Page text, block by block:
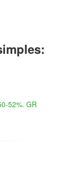
52%. GR